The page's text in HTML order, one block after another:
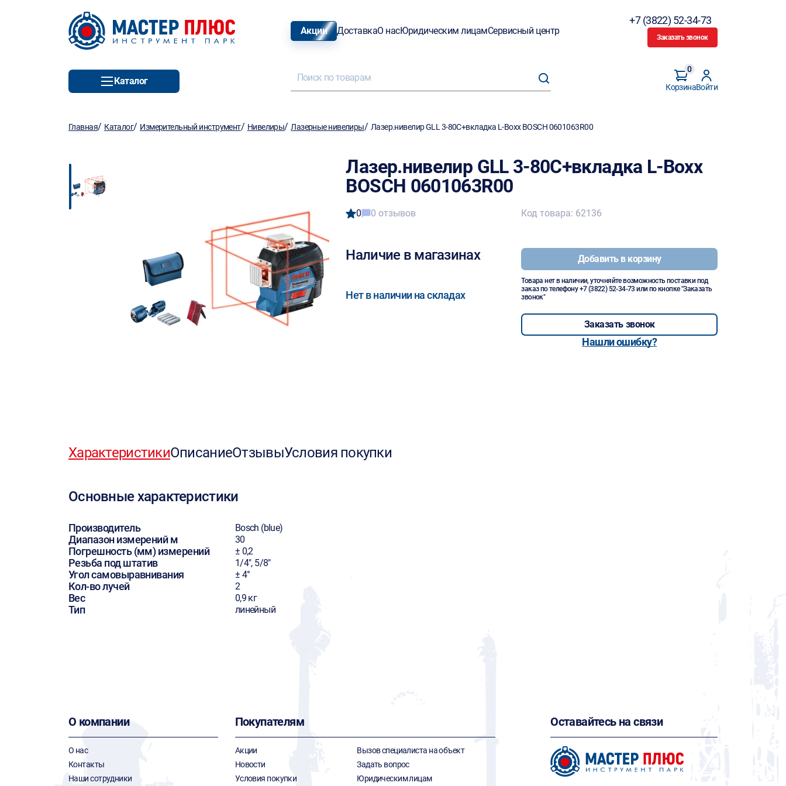
Акции ДоставкаО насЮридическим лицамСервисный центр
+7 (3822) 52-34-73
Заказать звонок
Каталог
Корзина
0
Войти
Главная/ Каталог/ Измерительный инструмент/ Нивелиры/Лазерные нивелиры/ Лазер.нивелир GLL 3-80C+вкладка L-Boxx BOSCH 0601063R00
Лазер.нивелир GLL 3-80C+вкладка L-Boxx
BOSCH 0601063R00
0 0 отзывов
Наличие в магазинах
Нет в наличии на складах
Код товара: 62136
Добавить в корзину
Товара нет в наличии, уточняйте возможность поставки под
заказ по телефону+7 (3822) 52-34-73 или по кнопке "Заказать
звонок"
Заказать звонок
Нашли ошибку?
ХарактеристикиОписаниеОтзывыУсловия покупки
Основные характеристики
Производитель Bosch (blue)
Диапазон измерений м 30
Погрешность (мм) измерений ± 0,2
Резьба под штатив 1/4", 5/8"
Угол самовыравнивания ± 4°
Кол-во лучей 2
Вес 0,9 кг
Тип линейный
О компании
О нас
Контакты
Наши сотрудники
Покупателям
Акции
Новости
Условия покупки
Вызов специалиста на объект
Задать вопрос
Юридическим лицам
Оставайтесь на связи